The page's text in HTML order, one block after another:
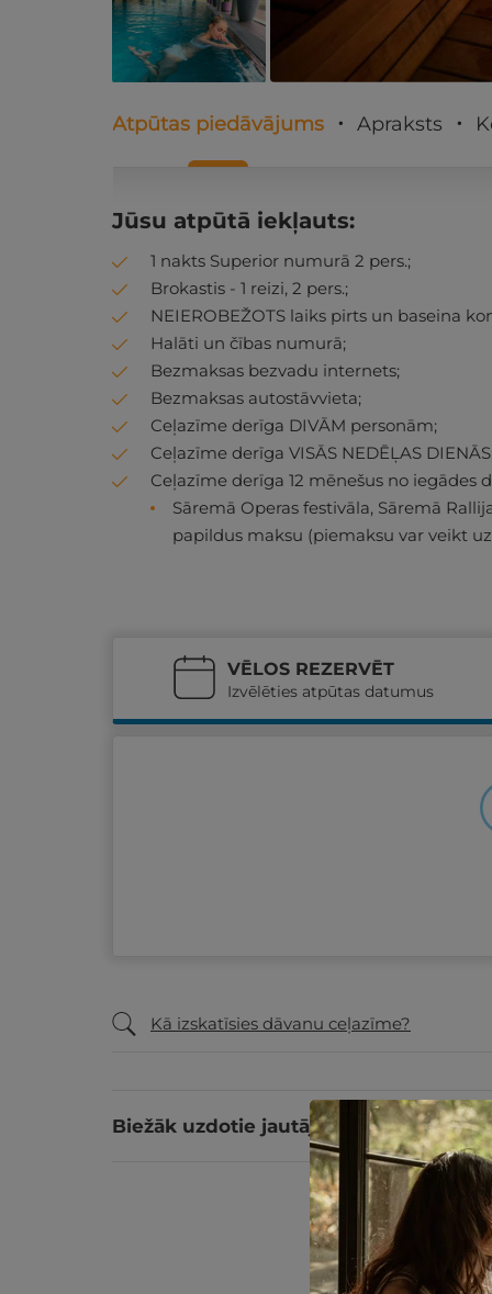
Atpūtas piedāvājums Apraksts
Jūsu atpūtā iekļauts:
1 nakts Superior numurā 2 pers.;
Brokastis - 1 reizi, 2 pers.;
NEIEROBEŽOTS laiks pirts un baseina
Halāti un čības numurā;
Bezmaksas bezvadu internets;
Bezmaksas autostāvvieta;
Ceļazīme derīga DIVĀM personām;
Ceļazīme derīga VISĀS NEDĒĻAS
Ceļazīme derīga 12 mēnešus no iegādes
Sāremā Operas festivāla, Sāremā
papildus maksu (piemaksu var veikt
VĒLOS REZERVĒT
Izvēlēties atpūtas datumus
Kā izskatīsies dāvanu ceļazīme?
Biežāk uzdotie jautājumi